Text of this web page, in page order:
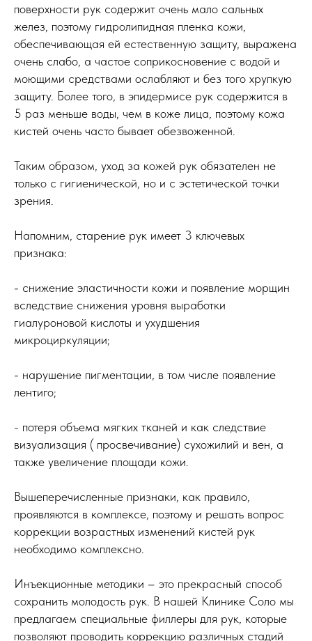
поверхности рук содержит очень мало сальных
желез, поэтому гидролипидная пленка кожи,
обеспечивающая ей естественную защиту, выражена
очень слабо, а частое соприкосновение с водой и
моющими средствами ослабляют и без того хрупкую
защиту. Более того, в эпидермисе рук содержится в
5 раз меньше воды, чем в коже лица, поэтому кожа
кистей очень часто бывает обезвоженной.
Таким образом, уход за кожей рук обязателен не
только с гигиенической, но и с эстетической точки
зрения.
Напомним, старение рук имеет 3 ключевых
признака:
- снижение эластичности кожи и появление морщин
вследствие снижения уровня выработки
гиалуроновой кислоты и ухудшения
микроциркуляции;
- нарушение пигментации, в том числе появление
лентиго;
- потеря объема мягких тканей и как следствие
визуализация ( просвечивание) сухожилий и вен, а
также увеличение площади кожи.
Вышеперечисленные признаки, как правило,
проявляются в комплексе, поэтому и решать вопрос
коррекции возрастных изменений кистей рук
необходимо комплексно.
Инъекционные методики – это прекрасный способ
сохранить молодость рук. В нашей Клинике Соло мы
предлагаем специальные филлеры для рук, которые
позволяют проводить коррекцию различных стадий